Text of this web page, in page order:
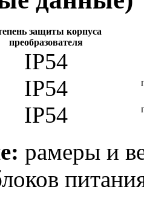
защиты корпуса
преобразователя
IP54
IP54
IP54
рамеры и